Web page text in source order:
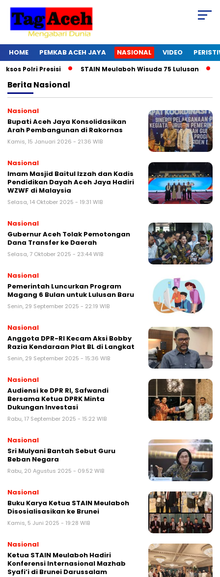
HOME PEMKAB ACEH JAYA NASIONAL VIDEO
Polri Presisi STAIN Meulaboh Wisuda 75 Lulusan Ikut
Berita Nasional
Nasional
Bupati Aceh Jaya Konsolidasikan
Arah Pembangunan di Rakornas
Kamis, 15 Januari 2026 - 21:36 WIB
Nasional
Imam Masjid Baitul Izzah dan Kadis
Pendidikan Dayah Aceh Jaya Hadiri
WZWF di Malaysia
Selasa, 14 Oktober 2025 - 19:31 WIB
Nasional
Gubernur Aceh Tolak Pemotongan
Dana Transfer ke Daerah
Selasa, 7 Oktober 2025 - 23:44 WIB
Nasional
Pemerintah Luncurkan Program
Magang 6 Bulan untuk Lulusan Baru
Senin, 29 September 2025 - 22:19 WIB
Nasional
Anggota DPR-RI Kecam Aksi Bobby
Razia Kendaraan Plat BL di Langkat
Senin, 29 September 2025 - 15:36 WIB
Nasional
Audiensi ke DPR RI, Safwandi
Bersama Ketua DPRK Minta
Dukungan Investasi
Rabu, 17 September 2025 - 15:22 WIB
Nasional
Sri Mulyani Bantah Sebut Guru
Beban Negara
Rabu, 20 Agustus 2025 - 09:52 WIB
Nasional
Buku Karya Ketua STAIN Meulaboh
Disosialisasikan ke Brunei
Kamis, 5 Juni 2025 - 19:28 WIB
Nasional
Ketua STAIN Meulaboh Hadiri
Konferensi Internasional Mazhab
Syafi’i di Brunei Darussalam